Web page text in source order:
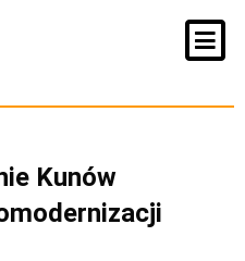
Kunów